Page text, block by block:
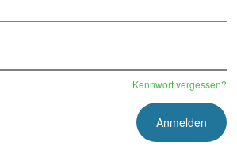
Kennwort vergessen?